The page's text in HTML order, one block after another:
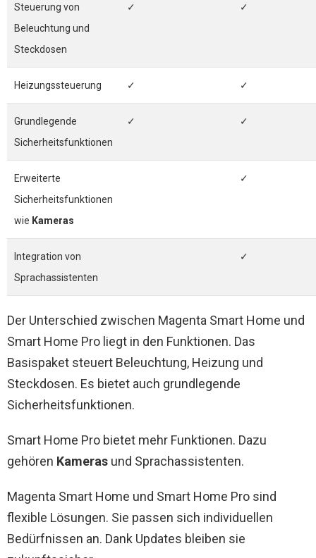
Steuerung von
Beleuchtung und
Steckdosen
✓ ✓
Heizungssteuerung ✓ ✓
Grundlegende
Sicherheitsfunktionen
✓ ✓
Erweiterte
Sicherheitsfunktionen
wie Kameras
✓
Integration von
Sprachassistenten
✓
Der Unterschied zwischen Magenta Smart Home und
Smart Home Pro liegt in den Funktionen. Das
Basispaket steuert Beleuchtung, Heizung und
Steckdosen. Es bietet auch grundlegende
Sicherheitsfunktionen.
Smart Home Pro bietet mehr Funktionen. Dazu
gehören Kameras und Sprachassistenten.
Magenta Smart Home und Smart Home Pro sind
flexible Lösungen. Sie passen sich individuellen
Bedürfnissen an. Dank Updates bleiben sie